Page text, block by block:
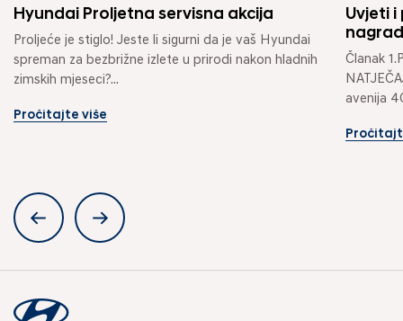
Hyundai Proljetna servisna akcija
Proljeće je stiglo! Jeste li sigurni da je vaš Hyundai
spreman za bezbrižne izlete u prirodi nakon hladnih
zimskih mjeseci?...
Pročitajte više
Uvjeti i
Članak
avenija
tekstu: